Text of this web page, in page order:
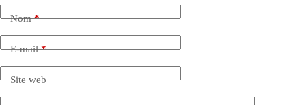
Nom*
E-mail*
Site web